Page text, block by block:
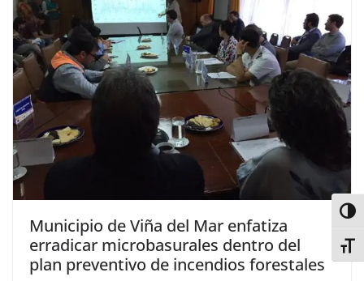
Municipio de Viña del Mar enfatiza
erradicar microbasurales dentro del
plan preventivo de incendios forestales